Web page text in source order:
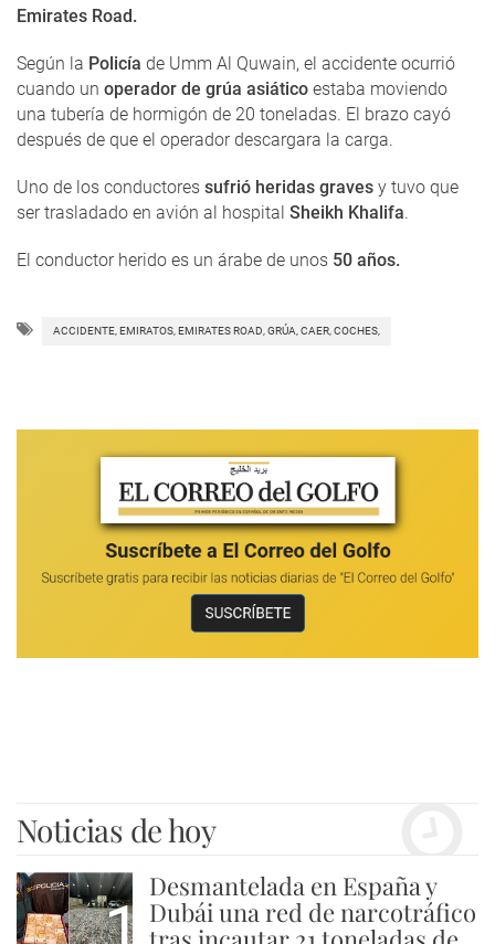
Emirates Road.
Según la Policía de Umm Al Quwain, el accidente ocurrió
cuando un operador de grúa asiático estaba moviendo
una tubería de hormigón de 20 toneladas. El brazo cayó
después de que el operador descargara la carga.
Uno de los conductores sufrió heridas graves y tuvo que
ser trasladado en avión al hospital Sheikh Khalifa.
El conductor herido es un árabe de unos 50 años.
ACCIDENTE, EMIRATOS, EMIRATES ROAD, GRÚA, CAER, COCHES,
Noticias de hoy
Desmantelada en España y
Dubái una red de narcotráfico